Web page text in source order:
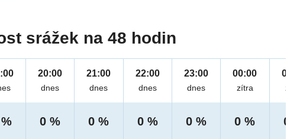
srážek na 48 hodin
20:00
dnes
0 %
21:00
dnes
0 %
22:00
dnes
0 %
23:00
dnes
0 %
00:00
zítra
0 %
01:00
zítra
0 %